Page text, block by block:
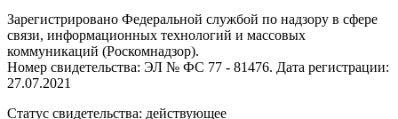
Зарегистрировано Федеральной службой по надзору в сфере
связи, информационных технологий и массовых
коммуникаций (Роскомнадзор).
Номер свидетельства: ЭЛ № ФС 77 - 81476. Дата регистрации:
27.07.2021
Статус свидетельства: действующее